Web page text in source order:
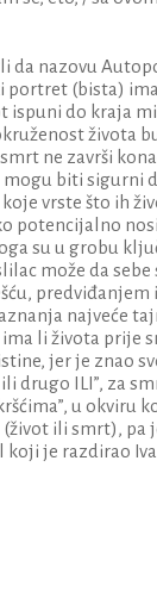
nazovu
(bista)
ispuni do kraja
života
ne završi
biti sigurni
vrste što ih
potencijalno
su u grobu
može da
najveće
li života prije
jer je znao
drugo ILI”, za
u okviru
ili smrt), pa
je razdirao